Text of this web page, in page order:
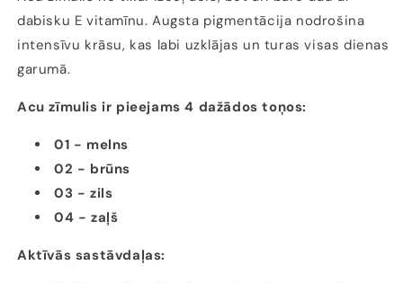
dabisku E vitamīnu. Augsta pigmentācija nodrošina
intensīvu krāsu, kas labi uzklājas un turas visas dienas
garumā.
Acu zīmulis ir pieejams 4 dažādos toņos:
01 - melns
02 - brūns
03 - zils
04 - zaļš
Aktīvās sastāvdaļas: